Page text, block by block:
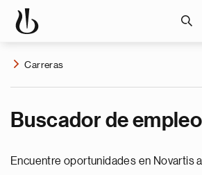
Carreras
Buscador de empleo
Encuentre oportunidades en Novartis